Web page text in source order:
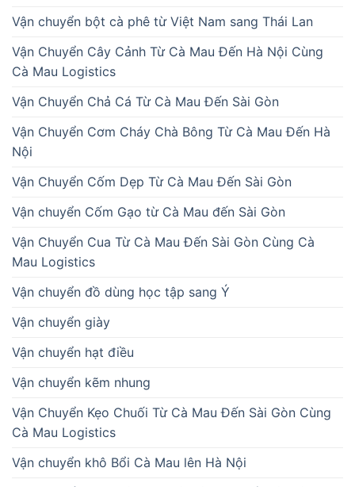
Vận chuyển bột cà phê từ Việt Nam sang Thái Lan
Vận Chuyển Cây Cảnh Từ Cà Mau Đến Hà Nội Cùng
Cà Mau Logistics
Vận Chuyển Chả Cá Từ Cà Mau Đến Sài Gòn
Vận Chuyển Cơm Cháy Chà Bông Từ Cà Mau Đến Hà
Nội
Vận Chuyển Cốm Dẹp Từ Cà Mau Đến Sài Gòn
Vận chuyển Cốm Gạo từ Cà Mau đến Sài Gòn
Vận Chuyển Cua Từ Cà Mau Đến Sài Gòn Cùng Cà
Mau Logistics
Vận chuyển đồ dùng học tập sang Ý
Vận chuyển giày
Vận chuyển hạt điều
Vận chuyển kẽm nhung
Vận Chuyển Kẹo Chuối Từ Cà Mau Đến Sài Gòn Cùng
Cà Mau Logistics
Vận chuyển khô Bổi Cà Mau lên Hà Nội